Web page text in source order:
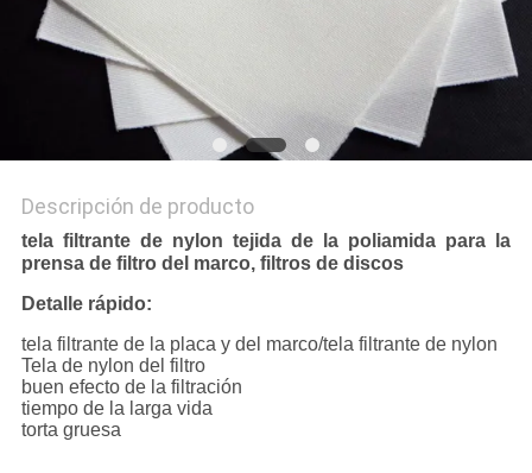
Descripción de producto
tela filtrante de nylon tejida de la poliamida para la
prensa de filtro del marco, filtros de discos
Detalle rápido:
tela filtrante de la placa y del marco/tela filtrante de nylon
Tela de nylon del filtro
buen efecto de la filtración
tiempo de la larga vida
torta gruesa